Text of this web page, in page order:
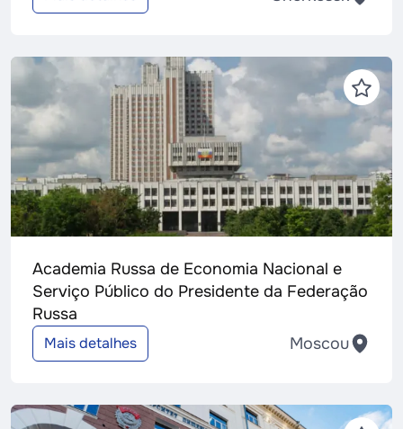
Academia Russa de Economia Nacional e
Serviço Público do Presidente da Federação
Russa
Mais detalhes Moscou